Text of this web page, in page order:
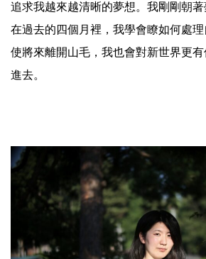
追求我越來越清晰的夢想。我剛剛朝
在過去的四個月裡，我學會瞭如何處
使將來離開山毛，我也會對新世界更
進去。